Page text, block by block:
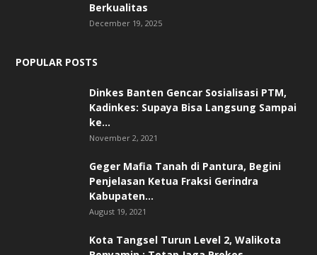
Berkualitas
December 19, 2025
POPULAR POSTS
Dinkes Banten Gencar Sosialisasi PTM,
Kadinkes: Supaya Bisa Langsung Sampai
ke...
November 2, 2021
Geger Mafia Tanah di Pantura, Begini
Penjelasan Ketua Fraksi Gerindra
Kabupaten...
August 19, 2021
Kota Tangsel Turun Level 2, Walikota